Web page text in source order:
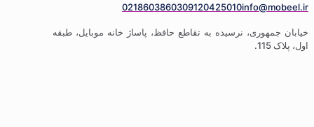
09120425010
02186038603
نرسیده به تقاطع حافظ، پاساژ خانه موبایل، طبقه